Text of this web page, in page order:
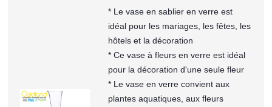
* Le vase en sablier en verre est
idéal pour les mariages, les fêtes, les
hôtels et la décoration
* Ce vase à fleurs en verre est idéal
pour la décoration d'une seule fleur
* Le vase en verre convient aux
plantes aquatiques, aux fleurs